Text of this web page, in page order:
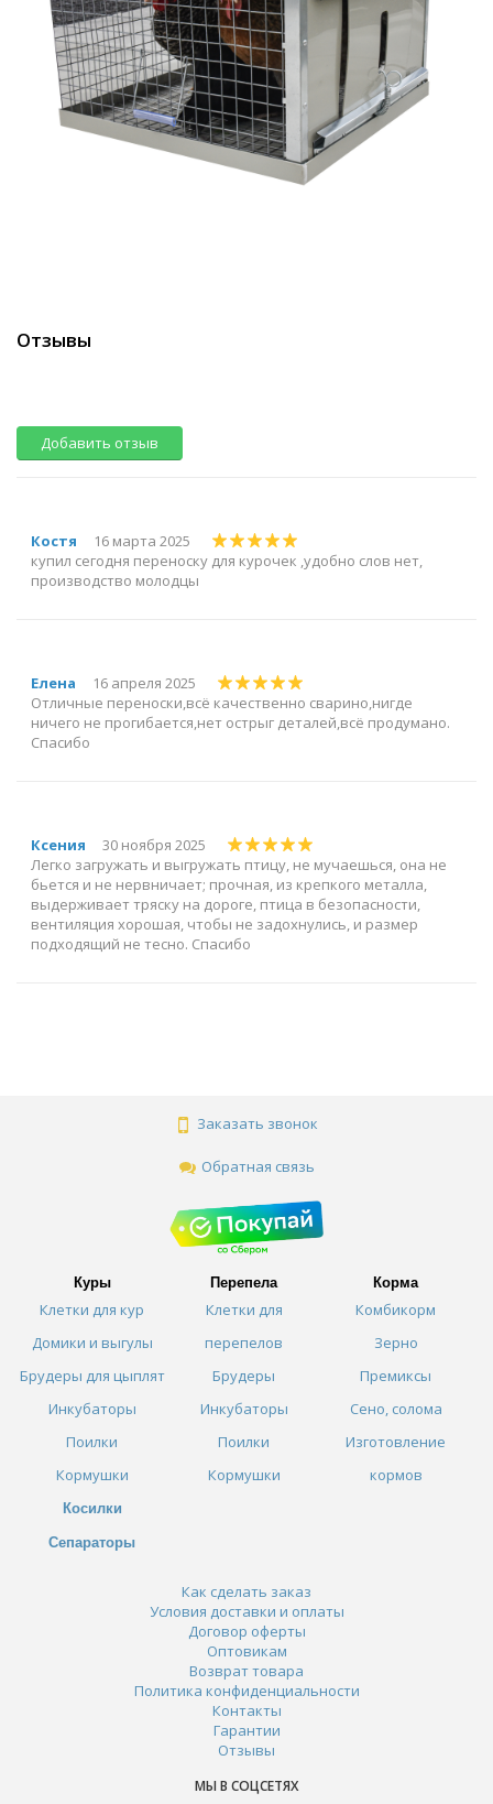
Отзывы
Добавить отзыв
Костя
16 марта 2025
купил сегодня переноску для курочек ,удобно слов нет,
производство молодцы
Елена
16 апреля 2025
Отличные переноски,всё качественно сварино,нигде
ничего не прогибается,нет острыг деталей,всё продумано.
Спасибо
Ксения
30 ноября 2025
Легко загружать и выгружать птицу, не мучаешься, она не
бьется и не нервничает; прочная, из крепкого металла,
выдерживает тряску на дороге, птица в безопасности,
вентиляция хорошая, чтобы не задохнулись, и размер
подходящий не тесно. Спасибо
Заказать звонок
Обратная связь
Куры
Клетки для кур
Домики и выгулы
Брудеры для цыплят
Инкубаторы
Поилки
Кормушки
Косилки
Сепараторы
Перепела
Клетки для
перепелов
Брудеры
Инкубаторы
Поилки
Кормушки
Корма
Комбикорм
Зерно
Премиксы
Сено, солома
Изготовление
кормов
Как сделать заказ
Условия доставки и оплаты
Договор оферты
Оптовикам
Возврат товара
Политика конфиденциальности
Контакты
Гарантии
Отзывы
МЫ В СОЦСЕТЯХ